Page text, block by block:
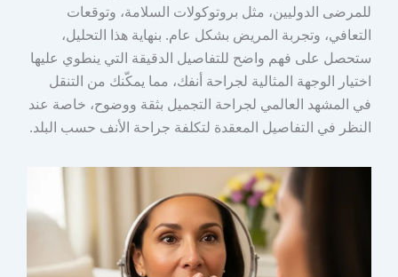
للمرضى الدوليين، مثل بروتوكولات السلامة، وتوقعات
التعافي، وتجربة المريض بشكل عام. بنهاية هذا التحليل،
ستحصل على فهم واضح للتفاصيل الدقيقة التي ينطوي عليها
اختيار الوجهة المثالية لجراحة أنفك، مما يمكّنك من التنقل
في المشهد العالمي لجراحة التجميل بثقة ووضوح، خاصة عند
النظر في التفاصيل المعقدة لتكلفة جراحة الأنف حسب البلد.